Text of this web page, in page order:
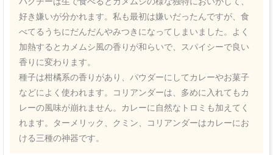
好き嫌いが分かれます。私も最初は嫌いだったんですが、食
べてるうちにだんだんやみつきになってしまいました。よく
加熱するとカメムシ風の香りが和らいで、スパイシーで良い
香りに変わります。
種子は柑橘系の香りがあり、パウダーにしてカレーやお菓子
などによく使われます。コリアンダーは、多めに入れてもカ
レーの風味が崩れません。カレーに自然なトロミも加えてく
れます。ターメリック、クミン、コリアンダーはカレーにお
ける三種の神器です。